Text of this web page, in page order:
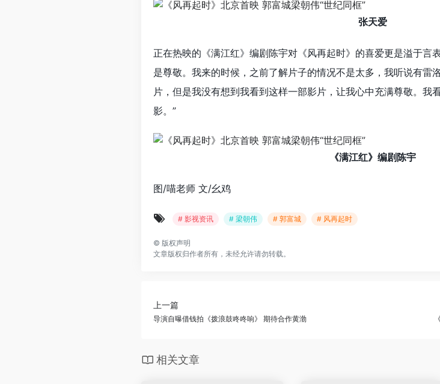
张天爱
正在热映的《满江红》编剧陈宇对《风再起时》的喜爱更是溢于
是尊敬。我来的时候，之前了解片子的情况不是太多，我听说有雷
片，但是我没有想到我看到这样一部影片，让我心中充满尊敬。我
影。”
《满江红》编剧陈宇
图/喵老师 文/幺鸡
# 影视资讯 # 梁朝伟 # 郭富城 # 风再起时
© 版权声明
文章版权归作者所有，未经允许请勿转载。
上一篇
导演自曝借钱拍《拨浪鼓咚咚响》 期待合作黄渤
相关文章